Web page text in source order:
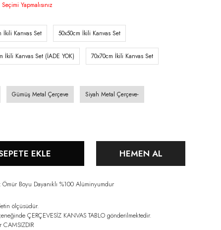
Yapmalısınız
İkili Kanvas Set 50x50cm İkili Kanvas Set
İkili Kanvas Set (İADE YOK) 70x70cm İkili Kanvas Set
Gümüş Metal Çerçeve Siyah Metal Çerçeve-
EKLE HEMEN AL
Boyu Dayanıklı %100 Alüminyumdur
ölçüsüdür.
ÇERÇEVESİZ KANVAS TABLO gönderilmektedir.
CAMSIZDIR